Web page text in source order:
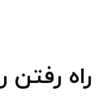
راه رفتن